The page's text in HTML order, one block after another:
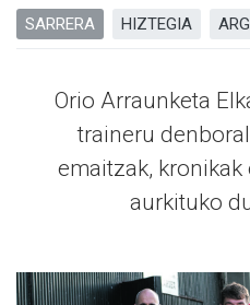
SARRERA HIZTEGIA
Orio Arraunketa
traineru
emaitzak,
aurkituko